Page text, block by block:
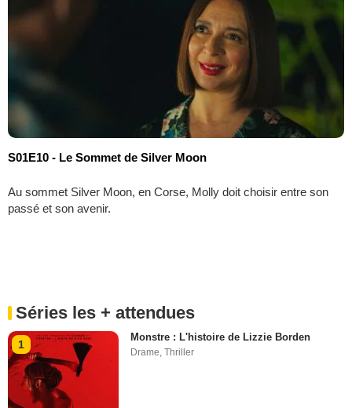
S01E10 - Le Sommet de Silver Moon
Au sommet Silver Moon, en Corse, Molly doit choisir entre son
passé et son avenir.
Séries les + attendues
1
Monstre : L'histoire de Lizzie Borden
Drame ,Thriller